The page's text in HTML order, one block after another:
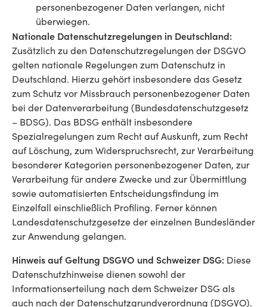
personenbezogener Daten verlangen, nicht
überwiegen.
Nationale Datenschutzregelungen in Deutschland:
Zusätzlich zu den Datenschutzregelungen der DSGVO
gelten nationale Regelungen zum Datenschutz in
Deutschland. Hierzu gehört insbesondere das Gesetz
zum Schutz vor Missbrauch personenbezogener Daten
bei der Datenverarbeitung (Bundesdatenschutzgesetz
– BDSG). Das BDSG enthält insbesondere
Spezialregelungen zum Recht auf Auskunft, zum Recht
auf Löschung, zum Widerspruchsrecht, zur Verarbeitung
besonderer Kategorien personenbezogener Daten, zur
Verarbeitung für andere Zwecke und zur Übermittlung
sowie automatisierten Entscheidungsfindung im
Einzelfall einschließlich Profiling. Ferner können
Landesdatenschutzgesetze der einzelnen Bundesländer
zur Anwendung gelangen.
Hinweis auf Geltung DSGVO und Schweizer DSG: Diese
Datenschutzhinweise dienen sowohl der
Informationserteilung nach dem Schweizer DSG als
auch nach der Datenschutzgrundverordnung (DSGVO).